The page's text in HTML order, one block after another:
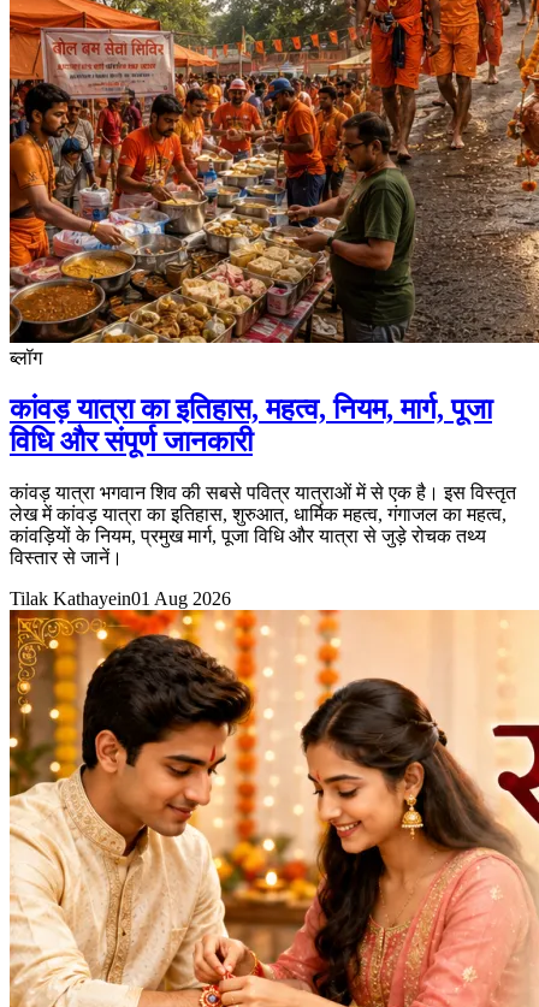
ब्लॉग
कांवड़ यात्रा का इतिहास, महत्व, नियम, मार्ग, पूजा
विधि और संपूर्ण जानकारी
कांवड़ यात्रा भगवान शिव की सबसे पवित्र यात्राओं में से एक है। इस विस्तृत
लेख में कांवड़ यात्रा का इतिहास, शुरुआत, धार्मिक महत्व, गंगाजल का महत्व,
कांवड़ियों के नियम, प्रमुख मार्ग, पूजा विधि और यात्रा से जुड़े रोचक तथ्य
विस्तार से जानें।
Tilak Kathayein01 Aug 2026